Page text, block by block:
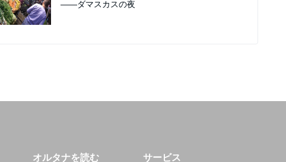
――ダマスカスの夜
オルタナを読む サービス